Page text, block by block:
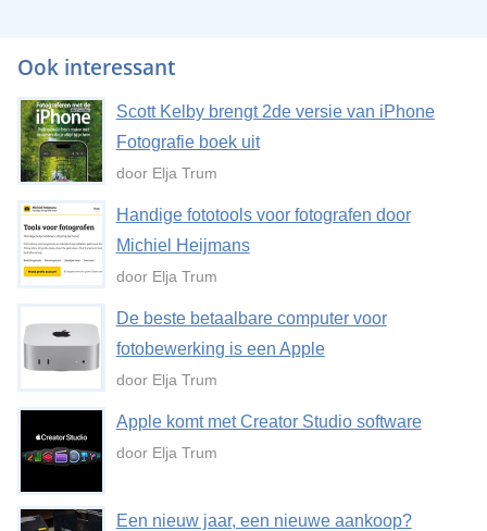
Ook interessant
Scott Kelby brengt 2de versie van iPhone
Fotografie boek uit
door Elja Trum
Handige fototools voor fotografen door
Michiel Heijmans
door Elja Trum
De beste betaalbare computer voor
fotobewerking is een Apple
door Elja Trum
Apple komt met Creator Studio software
door Elja Trum
Een nieuw jaar, een nieuwe aankoop?